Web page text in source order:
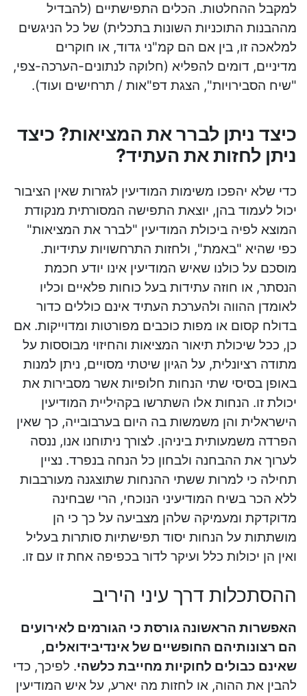
למקבל ההחלטות. הכלים התפישתיים (להבדיל
מההבנות התוכניות השונות בתכלית) של כל הניגשים
למלאכה זו, בין אם הם קמ"ני גדוד, או חוקרים
מדיניים, דומים להפליא (חלוקה לנתונים-הערכה-צפי,
"שיח הסבירויות", הצגת דפ"אות / תרחישים ועוד).
כיצד ניתן לברר את המציאות? כיצד
ניתן לחזות את העתיד?
כדי שלא יהפכו משימות המודיעין לגזרות שאין הציבור
יכול לעמוד בהן, יוצאת התפישה המסורתית מנקודת
המוצא לפיה ביכולת המודיעין "לברר את המציאות"
כפי שהיא "באמת", ולחזות התרחשויות עתידיות.
מוסכם על כולנו שאיש המודיעין אינו יודע חכמת
הנסתר, או חוזה עתידות בעל כוחות פלאיים וכליו
לאומדן ההווה ולהערכת העתיד אינם כוללים כדור
בדולח קסום או מפות כוכבים מפורטות ומדוייקות. אם
כן, ככל שיכולת תיאור המציאות והחיזוי מבוססות על
מתודה רציונלית, על הגיון שיטתי מסויים, ניתן למנות
באופן בסיסי שתי הנחות חלופיות אשר מסבירות את
יכולת זו. הנחות אלו השתרשו בקהיליית המודיעין
הישראלית והן משמשות בה היום בערבובייה, כך שאין
הפרדה משמעותית ביניהן. לצורך ניתוחנו אנו, ננסה
לערוך את ההבחנה ולבחון כל הנחה בנפרד. נציין
תחילה כי למרות ששתי ההנחות שתוצגנה מעורבבות
ללא הכר בשיח המודיעיני הנוכחי, הרי שבחינה
מדוקדקת ומעמיקה שלהן מצביעה על כך כי הן
מושתתות על הנחות יסוד תפישתיות סותרות בעליל
ואין הן יכולות כלל ועיקר לדור בכפיפה אחת זו עם זו.
ההסתכלות דרך עיני היריב
האפשרות הראשונה גורסת כי הגורמים לאירועים
הם רצונותיהם החופשיים של אינדיבידואלים,
שאינם כבולים לחוקיות מחייבת כלשהי. לפיכך, כדי
להבין את ההוה, או לחזות מה יארע, על איש המודיעין